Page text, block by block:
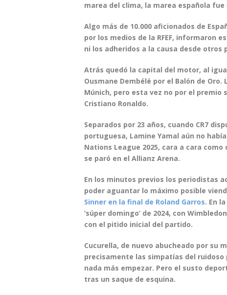
marea del clima, la marea española
Algo más de 10.000 aficionados de
por los medios de la RFEF, informaron
ni los adheridos a la causa desde
Atrás quedó la capital del motor, al
Ousmane Dembélé por el Balón de
Múnich, pero esta vez no por el
Cristiano Ronaldo.
Separados por 23 años, cuando CR7
portuguesa, Lamine Yamal aún no
Nations League 2025, cara a cara
se paró en el Allianz Arena.
En los minutos previos los periodistas
poder aguantar lo máximo posible
Sinner en la final de Roland Garros. En
‘súper domingo’ de 2024, con
con el pitido inicial del partido.
Cucurella, de nuevo abucheado por su
precisamente las simpatías del
nada más empezar. Pero el susto
tras un saque de esquina.